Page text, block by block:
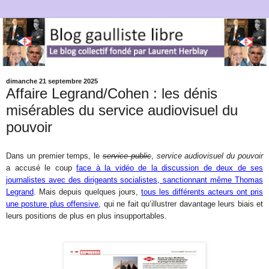
dimanche 21 septembre 2025
Affaire Legrand/Cohen : les dénis
misérables du service audiovisuel du
pouvoir
Dans un premier temps, le service public, service audiovisuel du pouvoir
a accusé le coup face à la vidéo de la discussion de deux de ses
journalistes avec des dirigeants socialistes, sanctionnant même Thomas
Legrand. Mais depuis quelques jours, tous les différents acteurs ont pris
une posture plus offensive, qui ne fait qu’illustrer davantage leurs biais et
leurs positions de plus en plus insupportables.